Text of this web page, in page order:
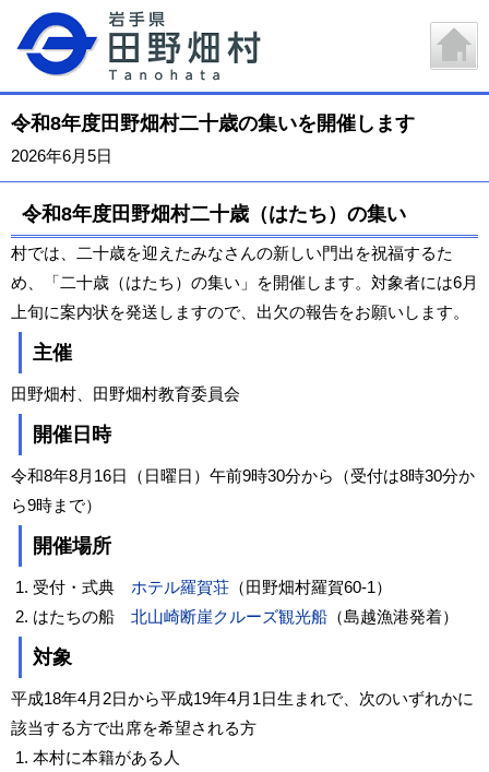
令和8年度田野畑村二十歳の集いを開催します
2026年6月5日
令和8年度田野畑村二十歳（はたち）の集い
村では、二十歳を迎えたみなさんの新しい門出を祝福するた
め、「二十歳（はたち）の集い」を開催します。対象者には6月
上旬に案内状を発送しますので、出欠の報告をお願いします。
主催
田野畑村、田野畑村教育委員会
開催日時
令和8年8月16日（日曜日）午前9時30分から（受付は8時30分か
ら9時まで）
開催場所
受付・式典 ホテル羅賀荘 （田野畑村羅賀60-1）
はたちの船 北山崎断崖クルーズ観光船 （島越漁港発着）
対象
平成18年4月2日から平成19年4月1日生まれで、次のいずれかに
該当する方で出席を希望される方
本村に本籍がある人